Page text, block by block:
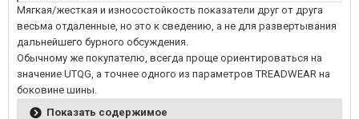
Мягкая/жесткая и износостойкость показатели друг от друга
весьма отдаленные, но это к сведению, а не для развертывания
дальнейшего бурного обсуждения.
Обычному же покупателю, всегда проще ориентироваться на
значение UTQG, а точнее одного из параметров TREADWEAR на
боковине шины.
Показать содержимое